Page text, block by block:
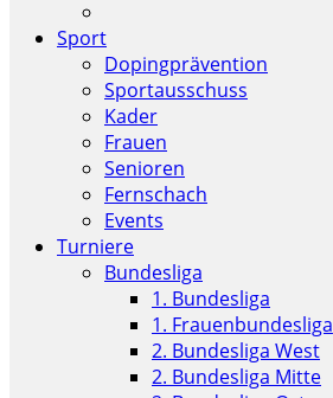
Sport
Dopingprävention
Sportausschuss
Kader
Frauen
Senioren
Fernschach
Events
Turniere
Bundesliga
1. Bundesliga
1. Frauenbundesliga
2. Bundesliga West
2. Bundesliga Mitte